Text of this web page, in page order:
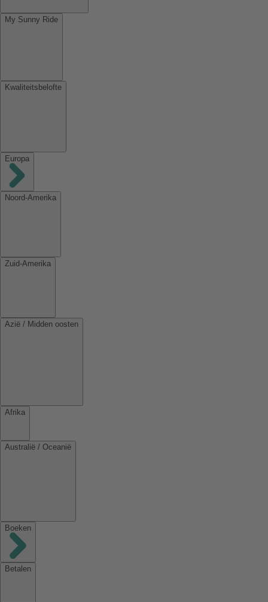
My Sunny Ride
Kwaliteitsbelofte
Europa
Noord-Amerika
Zuid-Amerika
Azië / Midden oosten
Afrika
Australië / Oceanië
Boeken
Betalen